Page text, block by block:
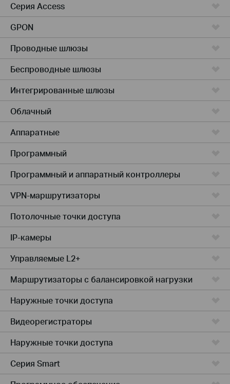
Серия Access
GPON
Проводные шлюзы
Беспроводные шлюзы
Интегрированные шлюзы
Облачный
Аппаратные
Программный
Программный и аппаратный контроллеры
VPN-маршрутизаторы
Потолочные точки доступа
IP-камеры
Управляемые L2+
Маршрутизаторы с балансировкой нагрузки
Наружные точки доступа
Видеорегистраторы
Наружные точки доступа
Серия Smart